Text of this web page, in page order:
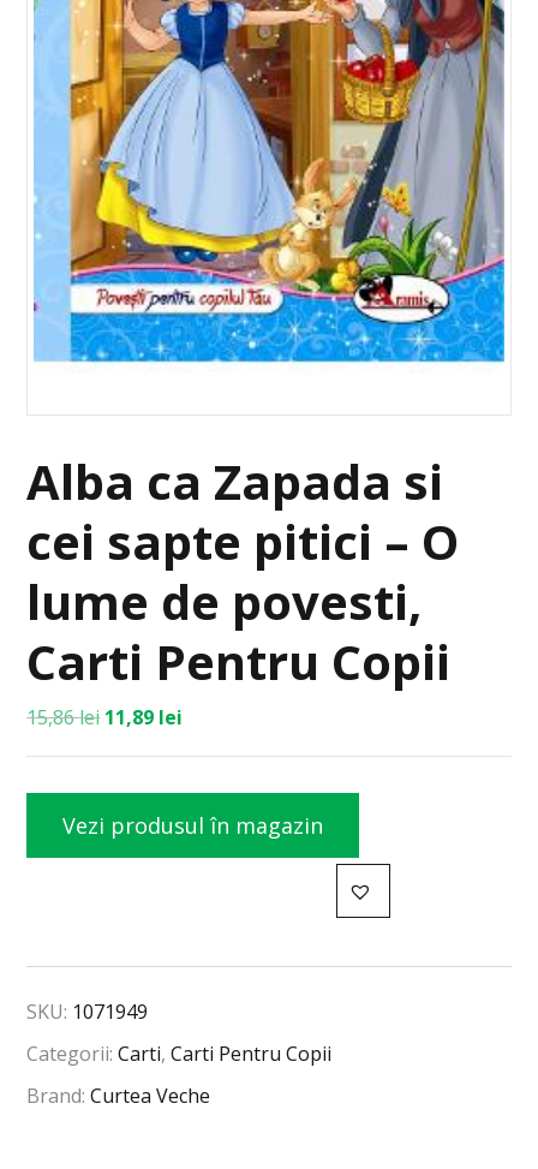
Alba ca Zapada si
cei sapte pitici – O
lume de povesti,
Carti Pentru Copii
15,86lei 11,89 lei
Vezi produsul în magazin
SKU: 1071949
Categorii:Carti,Carti Pentru Copii
Brand:Curtea Veche